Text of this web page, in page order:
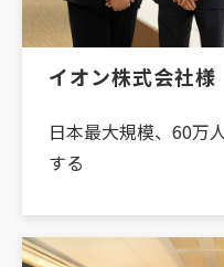
イオン株式会社様
日本最大規模、60万
する